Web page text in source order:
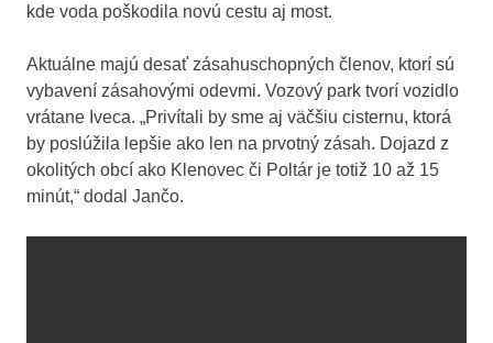
kde voda poškodila novú cestu aj most.
Aktuálne majú desať zásahuschopných členov, ktorí sú
vybavení zásahovými odevmi. Vozový park tvorí vozidlo
vrátane Iveca. „Privítali by sme aj väčšiu cisternu, ktorá
by poslúžila lepšie ako len na prvotný zásah. Dojazd z
okolitých obcí ako Klenovec či Poltár je totiž 10 až 15
minút,“ dodal Jančo.